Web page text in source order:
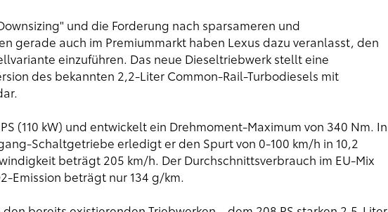
und die Forderung nach sparsameren und
gerade auch im Premiummarkt haben Lexus dazu veranlasst, den
einzuführen. Das neue Dieseltriebwerk stellt eine
des bekannten 2,2-Liter Common-Rail-Turbodiesels mit
(110 kW) und entwickelt ein Drehmoment-Maximum von 340 Nm. In
Schaltgetriebe erledigt er den Spurt von 0-100 km/h in 10,2
beträgt 205 km/h. Der Durchschnittsverbrauch im EU-Mix
Emission beträgt nur 134 g/km.